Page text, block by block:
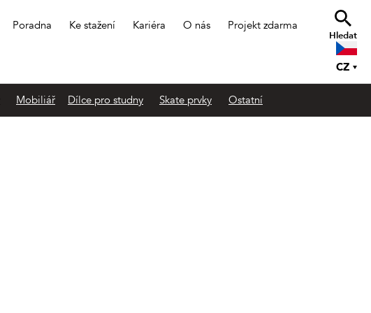
Poradna Ke stažení Kariéra O nás Projekt zdarma
Hledat
CZ
Mobiliář Dílce pro studny Skate prvky Ostatní